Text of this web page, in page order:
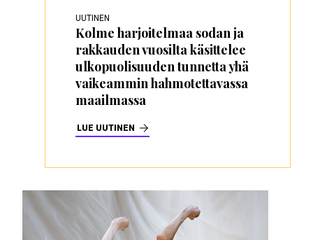
UUTINEN
Kolme harjoitelmaa sodan ja
rakkauden vuosilta käsittelee
ulkopuolisuuden tunnetta yhä
vaikeammin hahmotettavassa
maailmassa
LUE UUTINEN